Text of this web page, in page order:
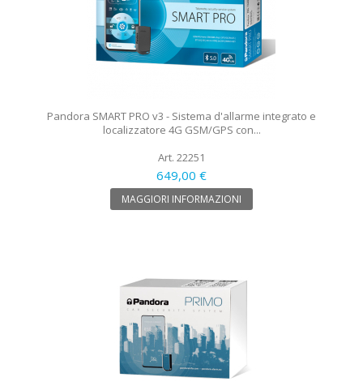
Pandora SMART PRO v3 - Sistema d'allarme integrato e
localizzatore 4G GSM/GPS con...
Art. 22251
649,00 €
MAGGIORI INFORMAZIONI